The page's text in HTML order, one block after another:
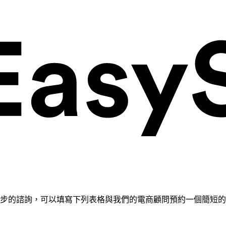
的諮詢，可以填寫下列表格與我們的電商顧問預約一個簡短